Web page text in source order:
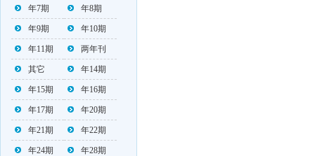
年7期 年8期
年9期 年10期
年11期 两年刊
其它 年14期
年15期 年16期
年17期 年20期
年21期 年22期
年24期 年28期